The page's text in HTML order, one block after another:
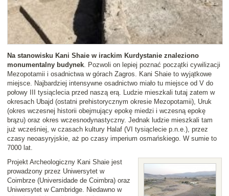
Na stanowisku Kani Shaie w irackim Kurdystanie znaleziono
monumentalny budynek. Pozwoli on lepiej poznać początki cywilizacji
Mezopotamii i osadnictwa w górach Zagros. Kani Shaie to wyjątkowe
miejsce. Najbardziej intensywne osadnictwo miało tu miejsce od V do
połowy III tysiąclecia przed naszą erą. Ludzie mieszkali tutaj zatem w
okresach Ubajd (ostatni prehistorycznym okresie Mezopotamii), Uruk
(okres wczesnej historii obejmujący epokę miedzi i wczesną epokę
brązu) oraz okres wczesnodynastyczny. Jednak ludzie mieszkali tam
już wcześniej, w czasach kultury Halaf (VI tysiąclecie p.n.e.), przez
czasy neoasyryjskie, aż po czasy imperium osmańskiego. W sumie to
7000 lat.
Projekt Archeologiczny Kani Shaie jest
prowadzony przez Uniwersytet w
Coimbrze (Universidade de Coimbra) oraz
Uniwersytet w Cambridge. Niedawno w